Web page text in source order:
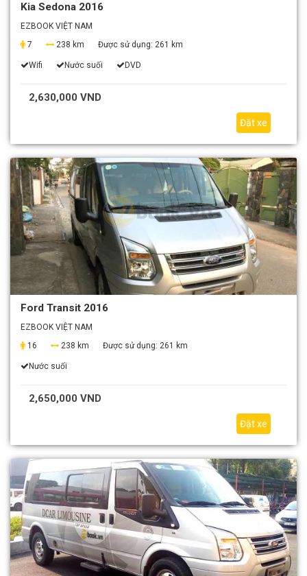
Kia Sedona 2016
EZBOOK VIỆT NAM
7
238 km Được sử dụng: 261 km
Wifi Nước suối DVD
2,630,000 VND
Đặt xe
Ford Transit 2016
EZBOOK VIỆT NAM
16
238 km Được sử dụng: 261 km
Nước suối
2,650,000 VND
Đặt xe